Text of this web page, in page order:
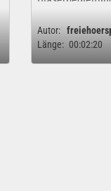
Lifestyle, Reise
Nur für die...
Autor:
Länge: 00:02:20